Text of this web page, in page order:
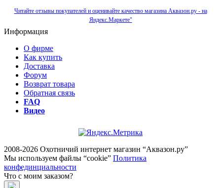
Читайте отзывы покупателей и оценивайте качество магазина Аквазон.ру - на
Яндекс.Маркете"
Информация
О фирме
Как купить
Доставка
Форум
Возврат товара
Обратная связь
FAQ
Видео
2008-2026 Охотничий интернет магазин “Аквазон.ру”
Мы используем файлы “cookie” Политика
конфединциальности
Что с моим заказом?